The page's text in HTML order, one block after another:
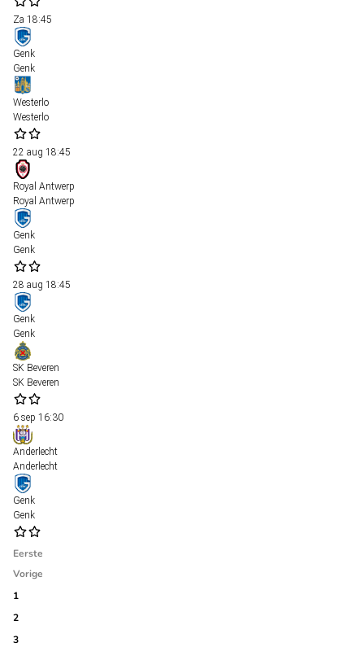
Za 18:45
Genk
Genk
Westerlo
Westerlo
22 aug 18:45
Royal Antwerp
Royal Antwerp
Genk
Genk
28 aug 18:45
Genk
Genk
SK Beveren
SK Beveren
6 sep 16:30
Anderlecht
Anderlecht
Genk
Genk
Eerste
Vorige
1
2
3